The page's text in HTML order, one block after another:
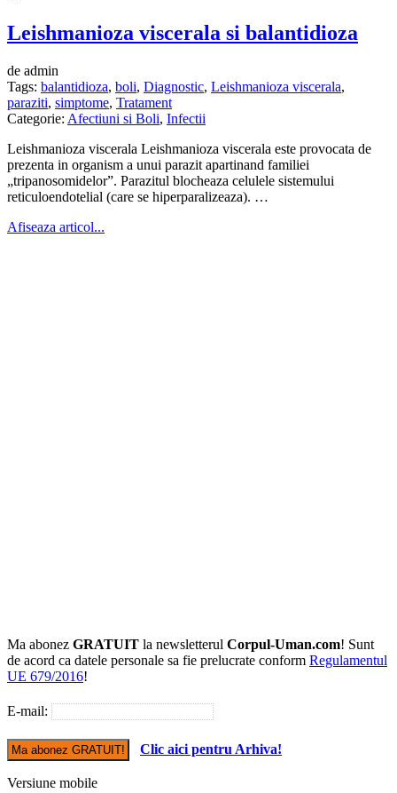
Leishmanioza viscerala si balantidioza
de admin
Tags: balantidioza, boli, Diagnostic, Leishmanioza viscerala,
paraziti, simptome, Tratament
Categorie: Afectiuni si Boli, Infectii
Leishmanioza viscerala Leishmanioza viscerala este provocata de
prezenta in organism a unui parazit apartinand familiei
„tripanosomidelor”. Parazitul blocheaza celulele sistemului
reticuloendotelial (care se hiperparalizeaza). …
Afiseaza articol...
Ma abonez GRATUIT la newsletterul Corpul-Uman.com! Sunt
de acord ca datele personale sa fie prelucrate conform Regulamentul
UE 679/2016!
E-mail:
Clic aici pentru Arhiva!
Versiune mobile